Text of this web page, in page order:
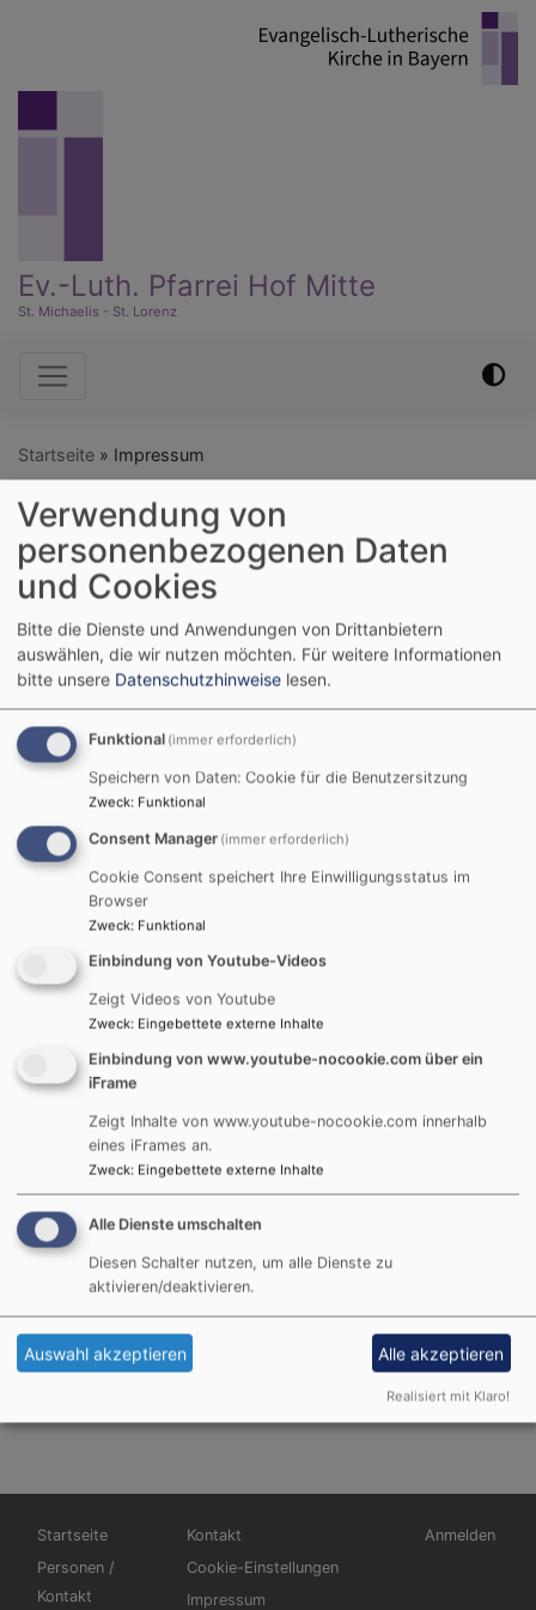
Ev.-Luth. Pfarrei Hof Mitte
St. Michaelis - St. Lorenz
Hauptnavigation
Startseite Impressum
Impressum
Impressum:
www.st-michaelis-hof.mws3.de
ist ein Angebot der Kirchengemeinde St. Michaelis Hof.
Die Kirchengemeinde ist eine Körperschaft des
öffentlichen Rechts,
vertreten durch Pfarrerin Dr. Verena Grüter
Verantwortlich gemäß § 5 TMG:
Evang.-Luth. Kirchengemeinde
St. Michaelis Hof
Pfarrerin Dr. Verena Grüter
Maxplatz 6
95028 Hof
Tel.: 09281/ 8 19 69- 16
Fax: 09281/ 8 19 69- 19
Mail:pfarramt.stmichaelis.hof@elkb.de
Inhaltlich Verantwortlicher gemäß § 55 Abs. 2 RStV:
Pfarrerin Dr. Verena Grüter
E-Mail:Verena.Grueter@elkb.de
Maxplatz 6
Hauptnavigation
Startseite
Personen /
Kontakt
Fußbereichsmenü
Kontakt
Cookie-Einstellungen
Impressum
Anmelden
Verwendung von
personenbezogenen Daten
und Cookies
Bitte die Dienste und Anwendungen von Drittanbietern
auswählen, die wir nutzen möchten. Für weitere Informationen
bitte unsere Datenschutzhinweise lesen.
Funktional (immer erforderlich)
Speichern von Daten: Cookie für die Benutzersitzung
Zweck: Funktional
Consent Manager (immer erforderlich)
Cookie Consent speichert Ihre Einwilligungsstatus im
Browser
Zweck: Funktional
Einbindung von Youtube-Videos
Zeigt Videos von Youtube
Zweck: Eingebettete externe Inhalte
Einbindung von www.youtube-nocookie.com über ein
iFrame
Zeigt Inhalte von www.youtube-nocookie.com innerhalb
eines iFrames an.
Zweck: Eingebettete externe Inhalte
Alle Dienste umschalten
Diesen Schalter nutzen, um alle Dienste zu
aktivieren/deaktivieren.
Auswahl akzeptieren Alle akzeptieren
Realisiert mit Klaro!